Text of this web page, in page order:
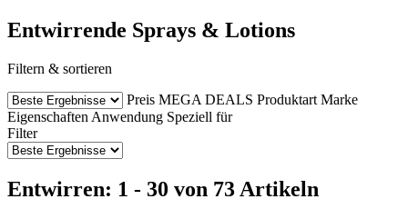
Entwirrende Sprays & Lotions
Filtern & sortieren
Preis MEGA DEALS Produktart Marke
Eigenschaften Anwendung Speziell für
Filter
Entwirren: 1 - 30 von 73 Artikeln